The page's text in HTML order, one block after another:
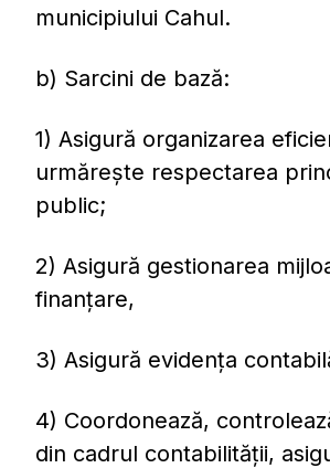
municipiului Cahul.
b) Sarcini de bază:
1) Asigură organizarea
urmărește respectarea
public;
2) Asigură gestionarea
finanțare,
3) Asigură evidența
4) Coordonează,
din cadrul contabilității,